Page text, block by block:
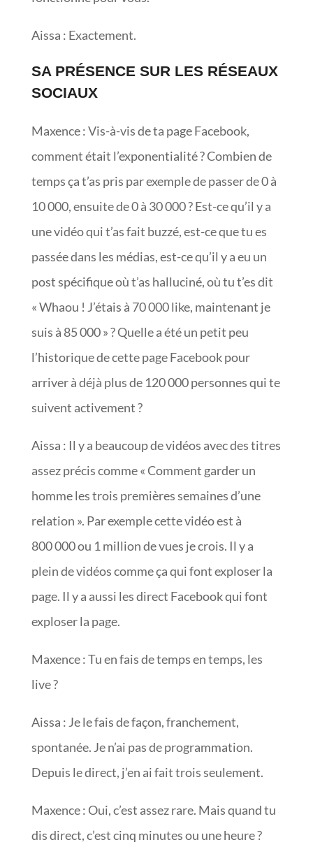
Aissa : Exactement.
SA PRÉSENCE SUR LES RÉSEAUX
SOCIAUX
Maxence : Vis-à-vis de ta page Facebook,
comment était l’exponentialité ? Combien de
temps ça t’as pris par exemple de passer de 0 à
10 000, ensuite de 0 à 30 000 ? Est-ce qu’il y a
une vidéo qui t’as fait buzzé, est-ce que tu es
passée dans les médias, est-ce qu’il y a eu un
post spécifique où t’as halluciné, où tu t’es dit
« Whaou ! J’étais à 70 000 like, maintenant je
suis à 85 000 » ? Quelle a été un petit peu
l’historique de cette page Facebook pour
arriver à déjà plus de 120 000 personnes qui te
suivent activement ?
Aissa : Il y a beaucoup de vidéos avec des titres
assez précis comme « Comment garder un
homme les trois premières semaines d’une
relation ». Par exemple cette vidéo est à
800 000 ou 1 million de vues je crois. Il y a
plein de vidéos comme ça qui font exploser la
page. Il y a aussi les direct Facebook qui font
exploser la page.
Maxence : Tu en fais de temps en temps, les
live ?
Aissa : Je le fais de façon, franchement,
spontanée. Je n’ai pas de programmation.
Depuis le direct, j’en ai fait trois seulement.
Maxence : Oui, c’est assez rare. Mais quand tu
dis direct, c’est cinq minutes ou une heure ?